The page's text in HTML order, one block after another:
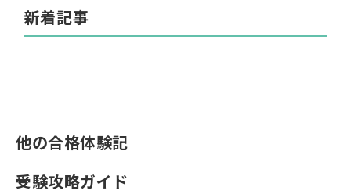
新着記事
他の合格体験記
受験攻略ガイド